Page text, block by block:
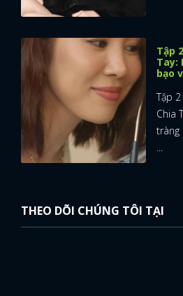
Tập
Tay:
bạo
Tập
Chia
tràng
THEO DÕI CHÚNG TÔI TẠI